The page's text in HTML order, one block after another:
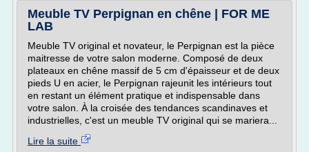
Meuble TV Perpignan en chêne | FOR ME
LAB
Meuble TV original et novateur, le Perpignan est la pièce
maitresse de votre salon moderne. Composé de deux
plateaux en chêne massif de 5 cm d'épaisseur et de deux
pieds U en acier, le Perpignan rajeunit les intérieurs tout
en restant un élément pratique et indispensable dans
votre salon. À la croisée des tendances scandinaves et
industrielles, c'est un meuble TV original qui se mariera...
Lire la suite